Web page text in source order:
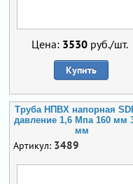
Цена: 3530руб./шт.
Купить
Труба НПВХ напорная
давление 1,6 Мпа 160 мм
мм
Артикул: 3489